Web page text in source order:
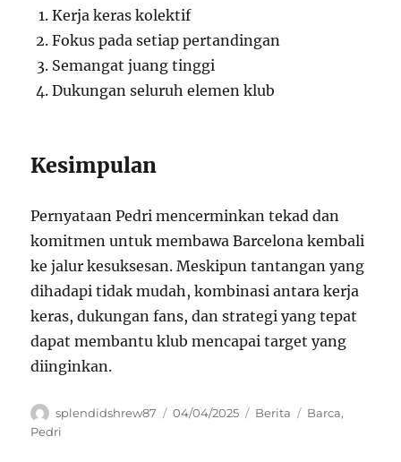
Kerja keras kolektif
Fokus pada setiap pertandingan
Semangat juang tinggi
Dukungan seluruh elemen klub
Kesimpulan
Pernyataan Pedri mencerminkan tekad dan
komitmen untuk membawa Barcelona kembali
ke jalur kesuksesan. Meskipun tantangan yang
dihadapi tidak mudah, kombinasi antara kerja
keras, dukungan fans, dan strategi yang tepat
dapat membantu klub mencapai target yang
diinginkan.
Author
splendidshrew87
Posted
04/04/2025 Categories
Berita Tags
Barca,
Pedri